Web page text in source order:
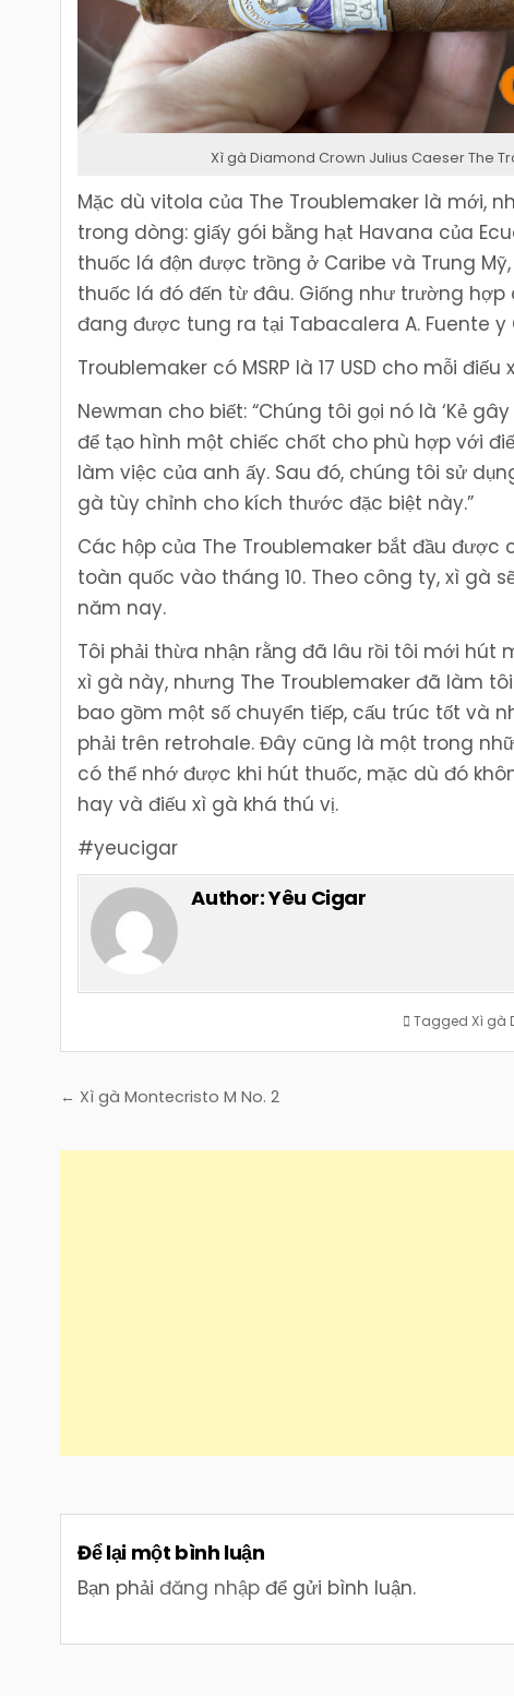
Xì gà Diamond Crown Julius Caeser The
Mặc dù vitola của The Troublemaker là mới,
trong dòng: giấy gói bằng hạt Havana của
thuốc lá độn được trồng ở Caribe và Trung
thuốc lá đó đến từ đâu. Giống như trường
đang được tung ra tại Tabacalera A. Fuente
Troublemaker có MSRP là 17 USD cho mỗi
Newman cho biết: “Chúng tôi gọi nó là ‘Kẻ
để tạo hình một chiếc chốt cho phù hợp với
làm việc của anh ấy. Sau đó, chúng tôi sử
gà tùy chỉnh cho kích thước đặc biệt này.”
Các hộp của The Troublemaker bắt đầu
toàn quốc vào tháng 10. Theo công ty, xì gà
năm nay.
Tôi phải thừa nhận rằng đã lâu rồi tôi mới hút
xì gà này, nhưng The Troublemaker đã làm
bao gồm một số chuyển tiếp, cấu trúc tốt và
phải trên retrohale. Đây cũng là một trong
có thể nhớ được khi hút thuốc, mặc dù đó
hay và điếu xì gà khá thú vị.
#yeucigar
Author:Yêu Cigar
TaggedXì gà
Điều
bài
← Xì gà Montecristo M No. 2
Để lại một bình luận
Bạn phảiđăng nhập để gửi bình luận.